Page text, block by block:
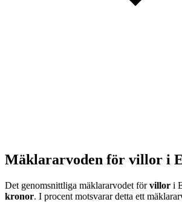
Mäklararvoden för villor i
Det genomsnittliga mäklararvodet förvillor i
kronor. I procent motsvarar detta ett